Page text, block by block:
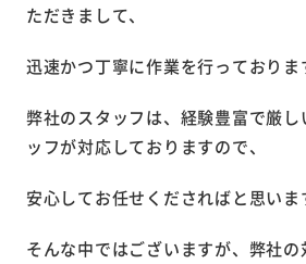
ただきまして、
迅速かつ丁寧に作業を行っておりま
弊社のスタッフは、経験豊富で厳し
ッフが対応しておりますので、
安心してお任せくださればと思いま
そんな中ではございますが、弊社